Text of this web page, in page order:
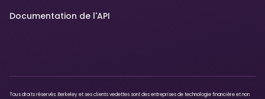
Documentation de l'API
Tous droits réservés. Berkeley et ses clients vedettes sont des entreprises de technologie financière et non